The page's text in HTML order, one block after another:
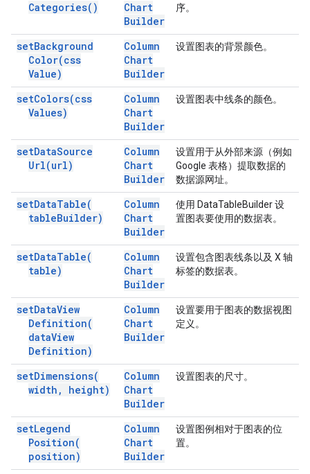
Categories( )
Chart
Builder
序。
setBackground
Color(css
Value)
Column
Chart
Builder
设置图表的背景颜色。
setColors(css
Values)
Column
Chart
Builder
设置图表中线条的颜色。
setDataSource
Url(url)
Column
Chart
Builder
设置用于从外部来源（例如
Google 表格）提取数据的
数据源网址。
setDataTable(
tableBuilder)
Column
Chart
Builder
使用 DataTableBuilder 设
置图表要使用的数据表。
setDataTable(
table)
Column
Chart
Builder
设置包含图表线条以及 X 轴
标签的数据表。
setDataView
Definition(
dataView
Definition)
Column
Chart
Builder
设置要用于图表的数据视图
定义。
setDimensions(
width , height)
Column
Chart
Builder
设置图表的尺寸。
setLegend
Position(
position)
Column
Chart
Builder
设置图例相对于图表的位
置。